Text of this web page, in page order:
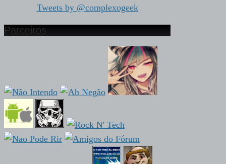
Tweets by @complexogeek
Parceiros